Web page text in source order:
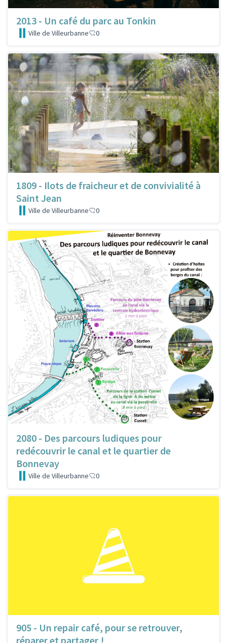
2013 - Un café du parc au Tonkin
Ville de Villeurbanne 0
1809 - Ilots de fraicheur et de convivialité à
Saint Jean
Ville de Villeurbanne 0
2080 - Des parcours ludiques pour
redécouvrir le canal et le quartier de
Bonnevay
Ville de Villeurbanne 0
905 - Un repair café, pour se retrouver,
réparer et partager !